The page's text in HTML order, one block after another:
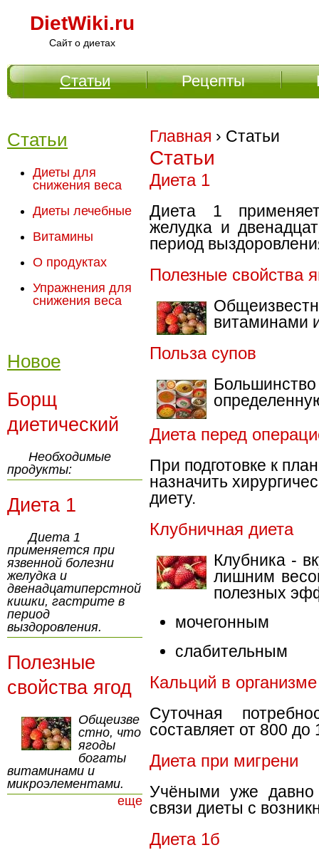
DietWiki.ru
Сайт о диетах
Главная › Статьи
Статьи
Диета 1
Диета 1
желудка и
период
Полезные свойства
витаминами
Польза супов
Диета перед
При подготовке к
назначить
диету.
Клубничная диета
Клубника -
лишним
полезных
мочегонным
слабительным
Кальций в организме
Суточная
составляет от 800 до
Диета при мигрени
Учёными уже давно
связи диеты с
Диета 1б
Главное меню
Статьи Рецепты
Статьи
Диеты для
снижения веса
Диеты лечебные
Витамины
О продуктах
Упражнения для
снижения веса
Новое
Борщ
диетический
Необходимые
продукты:
Диета 1
Диета 1
применяется при
язвенной болезни
желудка и
двенадцатиперстной
кишки, гастрите в
период
выздоровления.
Полезные
свойства ягод
Общеизве
стно, что
ягоды
богаты
витаминами и
микроэлементами.
еще